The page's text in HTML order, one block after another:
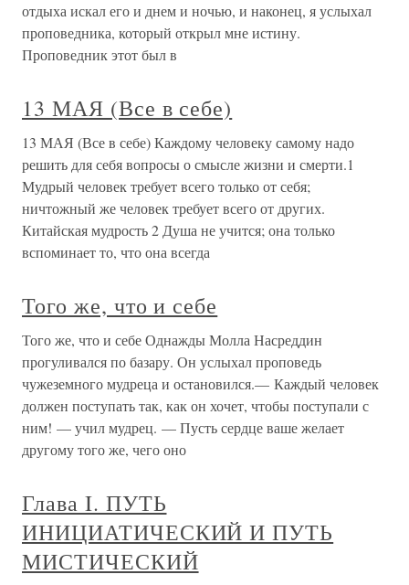
отдыха искал его и днем и ночью, и наконец, я услыхал
проповедника, который открыл мне истину.
Проповедник этот был в
13 МАЯ (Все в себе)
13 МАЯ (Все в себе) Каждому человеку самому надо
решить для себя вопросы о смысле жизни и смерти.1
Мудрый человек требует всего только от себя;
ничтожный же человек требует всего от других.
Китайская мудрость 2 Душа не учится; она только
вспоминает то, что она всегда
Того же, что и себе
Того же, что и себе Однажды Молла Насреддин
прогуливался по базару. Он услыхал проповедь
чужеземного мудреца и остановился.— Каждый человек
должен поступать так, как он хочет, чтобы поступали с
ним! — учил мудрец. — Пусть сердце ваше желает
другому того же, чего оно
Глава I. ПУТЬ
ИНИЦИАТИЧЕСКИЙ И ПУТЬ
МИСТИЧЕСКИЙ